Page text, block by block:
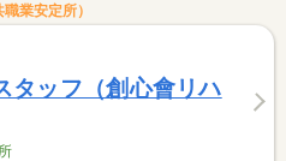
業安定所）
タッフ（創心會リハ